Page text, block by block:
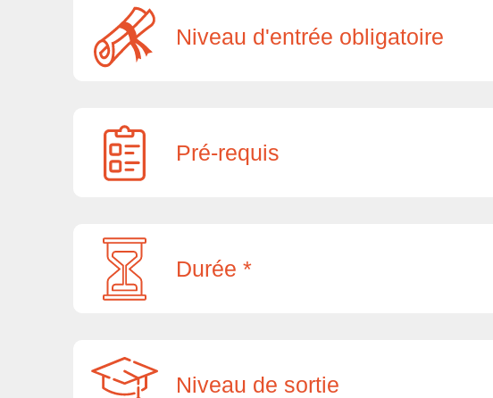
Niveau d'entrée obligatoire
Pré-requis
Durée *
Niveau de sortie